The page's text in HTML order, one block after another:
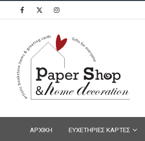
ΑΡΧΙΚΗ ΕΥΧΕΤΗΡΙΕΣ ΚΑΡΤΕΣ